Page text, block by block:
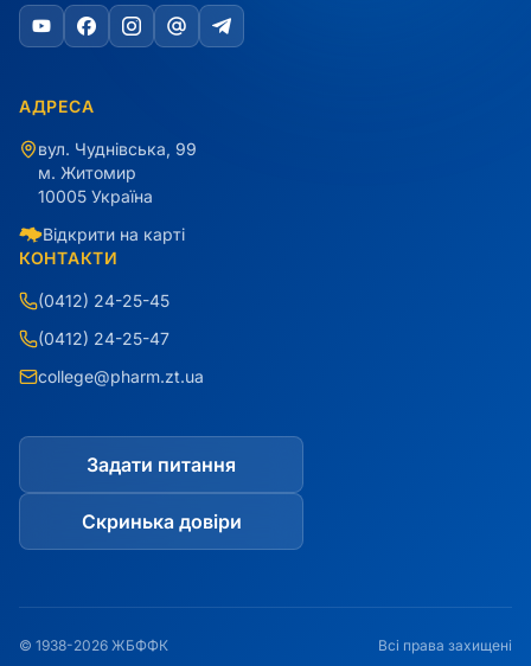
АДРЕСА
вул. Чуднівська, 99
м. Житомир
10005 Україна
Відкрити на карті
КОНТАКТИ
(0412) 24-25-45
(0412) 24-25-47
college@pharm.zt.ua
Задати питання
Скринька довіри
© 1938-2026 ЖБФФК Всі права захищені